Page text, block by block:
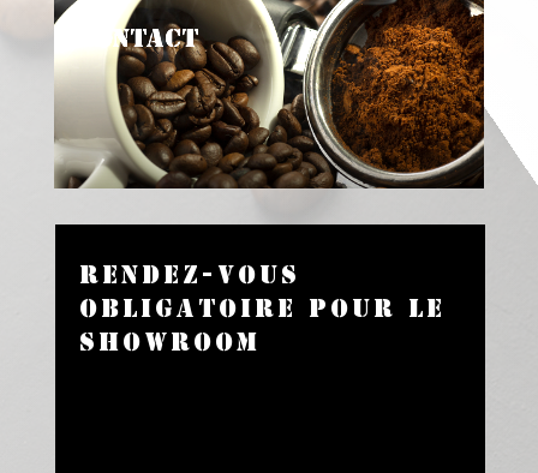
Contact
Rendez-vous
obligatoire pour le
showroom